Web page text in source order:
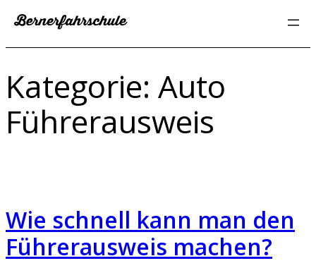
Zum
Inhalt
Kategorie: Auto
Führerausweis
Wie schnell kann man den
Führerausweis machen?